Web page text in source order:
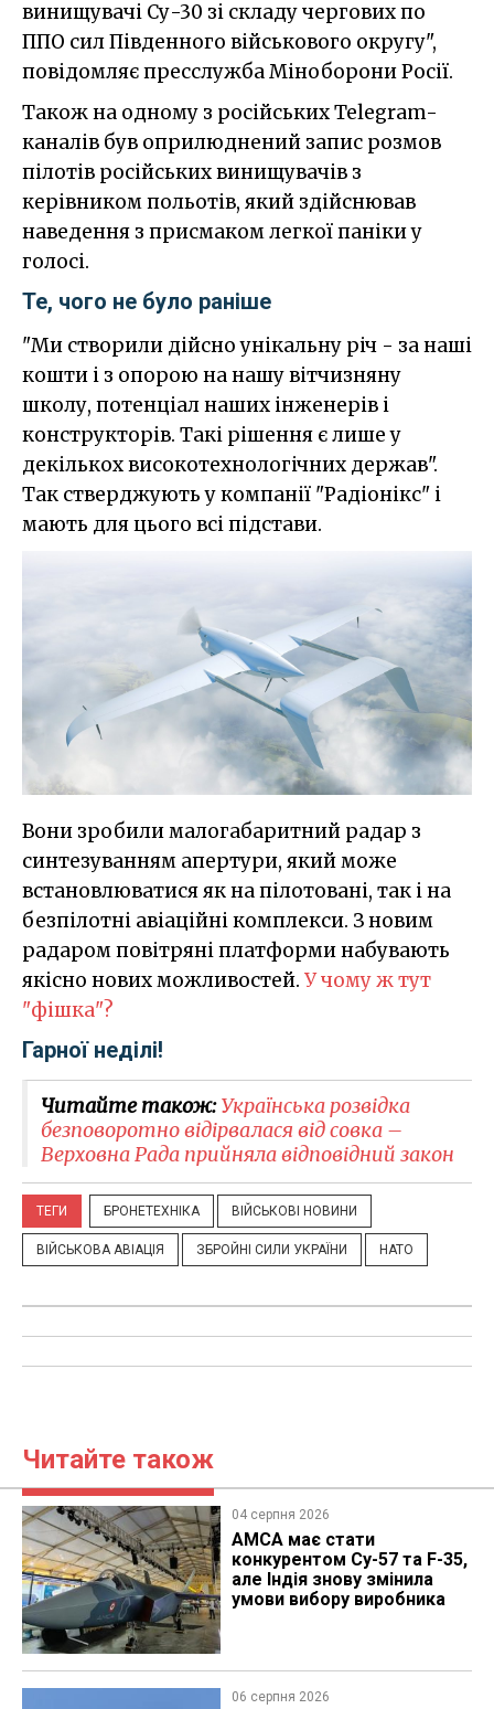
винищувачі Су-30 зі складу чергових по
ППО сил Південного військового округу",
повідомляє пресслужба Міноборони Росії.
Також на одному з російських Telegram-
каналів був оприлюднений запис розмов
пілотів російських винищувачів з
керівником польотів, який здійснював
наведення з присмаком легкої паніки у
голосі.
Те, чого не було раніше
"Ми створили дійсно унікальну річ - за наші
кошти і з опорою на нашу вітчизняну
школу, потенціал наших інженерів і
конструкторів. Такі рішення є лише у
декількох високотехнологічних держав".
Так стверджують у компанії "Радіонікс" і
мають для цього всі підстави.
Вони зробили малогабаритний радар з
синтезуванням апертури, який може
встановлюватися як на пілотовані, так і на
безпілотні авіаційні комплекси. З новим
радаром повітряні платформи набувають
якісно нових можливостей. У чому ж тут
"фішка"?
Гарної неділі!
Читайте також:Українська розвідка
безповоротно відірвалася від совка –
Верховна Рада прийняла відповідний закон
ТЕГИ БРОНЕТЕХНІКА ВІЙСЬКОВІ НОВИНИ
ВІЙСЬКОВА АВІАЦІЯ ЗБРОЙНІ СИЛИ УКРАЇНИ НАТО
Читайте також
04 серпня 2026
AMCA має стати
конкурентом Су-57 та F-35,
але Індія знову змінила
умови вибору виробника
06 серпня 2026